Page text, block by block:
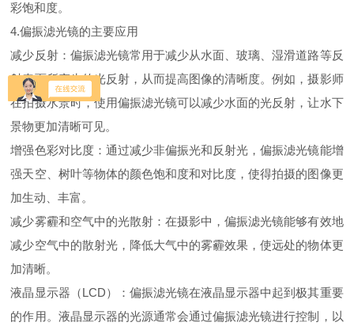
彩饱和度。
4.偏振滤光镜的主要应用
减少反射：偏振滤光镜常用于减少从水面、玻璃、湿滑道路等反
射表面所产生的光反射，从而提高图像的清晰度。例如，摄影师
在拍摄水景时，使用偏振滤光镜可以减少水面的光反射，让水下
景物更加清晰可见。
增强色彩对比度：通过减少非偏振光和反射光，偏振滤光镜能增
强天空、树叶等物体的颜色饱和度和对比度，使得拍摄的图像更
加生动、丰富。
减少雾霾和空气中的光散射：在摄影中，偏振滤光镜能够有效地
减少空气中的散射光，降低大气中的雾霾效果，使远处的物体更
加清晰。
液晶显示器（LCD）：偏振滤光镜在液晶显示器中起到极其重要
的作用。液晶显示器的光源通常会通过偏振滤光镜进行控制，以